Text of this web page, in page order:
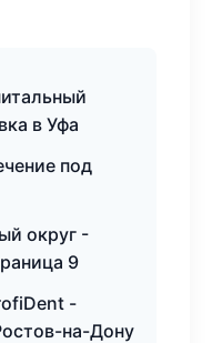
в Уфа
под
округ -
9
-
на-Дону